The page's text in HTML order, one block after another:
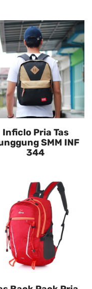
Inficlo Pria Tas
SMM INF
344